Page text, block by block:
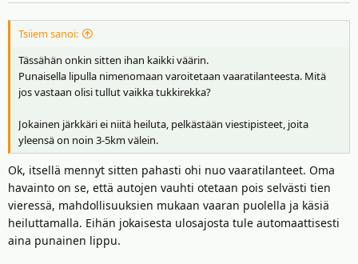
Tsiiem sanoi:
Tässähän onkin sitten ihan kaikki väärin.
Punaisella lipulla nimenomaan varoitetaan vaaratilanteesta. Mitä
jos vastaan olisi tullut vaikka tukkirekka?
Jokainen järkkäri ei niitä heiluta, pelkästään viestipisteet, joita
yleensä on noin 3-5km välein.
Ok, itsellä mennyt sitten pahasti ohi nuo vaaratilanteet. Oma
havainto on se, että autojen vauhti otetaan pois selvästi tien
vieressä, mahdollisuuksien mukaan vaaran puolella ja käsiä
heiluttamalla. Eihän jokaisesta ulosajosta tule automaattisesti
aina punainen lippu.